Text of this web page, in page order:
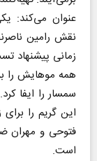
عنوان می‌کند:
نقش رامین
زمانی پیشنهاد
همه موهایش را
سمسار را ایفا
این گریم را
فتوحی و مهران
است.